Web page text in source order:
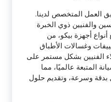
العمل المتخصص لدينا.
والفنيين ذوي الخبرة
أجهزة بيكو، من
وغسالات الأطباق
الفنيين بشكل مستمر على
المتبعة عالميًا، مما
وسرعة، وتقديم حلول